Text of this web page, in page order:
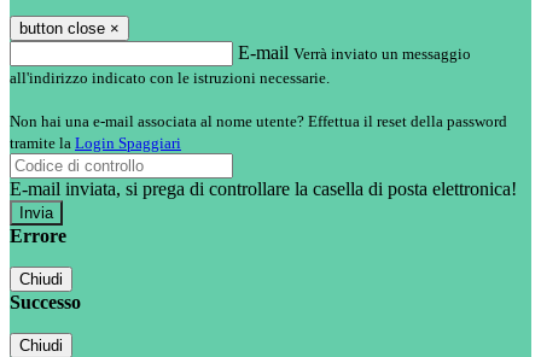
button close ×
E-mail Verrà inviato un messaggio
all'indirizzo indicato con le istruzioni necessarie.
Non hai una e-mail associata al nome utente? Effettua il reset della password
tramite la Login Spaggiari
E-mail inviata, si prega di controllare la casella di posta elettronica!
Errore
Chiudi
Successo
Chiudi